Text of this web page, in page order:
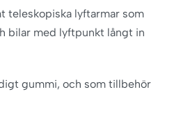
teleskopiska lyftarmar som
bilar med lyftpunkt långt in
gummi, och som tillbehör